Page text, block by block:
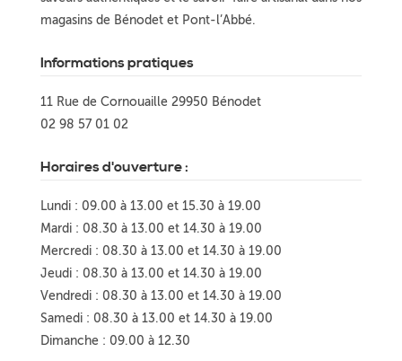
magasins de Bénodet et Pont-l’Abbé.
Informations pratiques
11 Rue de Cornouaille 29950 Bénodet
02 98 57 01 02
Horaires d'ouverture :
Lundi : 09.00 à 13.00 et 15.30 à 19.00
Mardi : 08.30 à 13.00 et 14.30 à 19.00
Mercredi : 08.30 à 13.00 et 14.30 à 19.00
Jeudi : 08.30 à 13.00 et 14.30 à 19.00
Vendredi : 08.30 à 13.00 et 14.30 à 19.00
Samedi : 08.30 à 13.00 et 14.30 à 19.00
Dimanche : 09.00 à 12.30